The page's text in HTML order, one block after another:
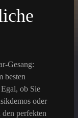
Gesang:
besten
ob Sie
oder
perfekten